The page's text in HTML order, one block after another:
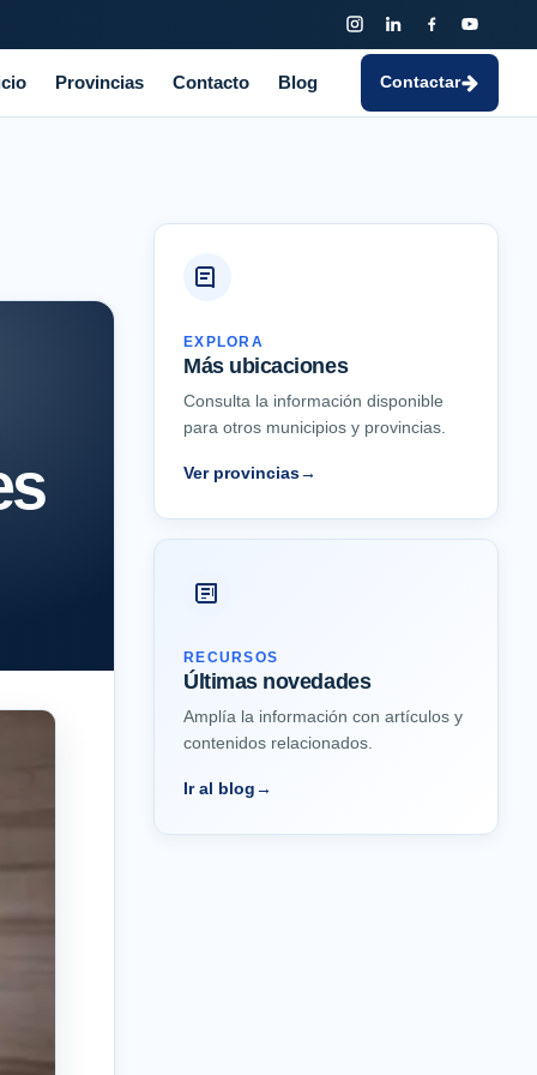
Provincias Contacto Blog Contactar
EXPLORA
Más ubicaciones
Consulta la información disponible
para otros municipios y provincias.
Ver provincias→
RECURSOS
Últimas novedades
Amplía la información con artículos y
contenidos relacionados.
Ir al blog→